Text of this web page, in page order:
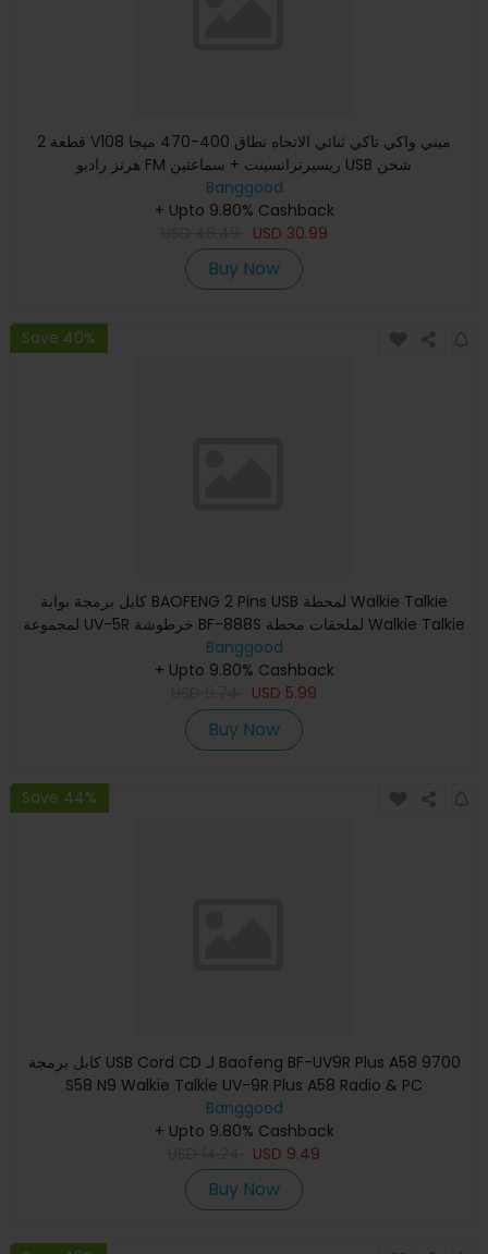
2 قطعة V108 ميني واكي تاكي ثنائي الاتجاه نطاق 400-470 ميجا
هرتز راديو FM ريسيرترانسينت + سماعتين USB شحن
Banggood
+ Upto 9.80% Cashback
USD 30.99
Buy Now
Save 40%
كابل برمجة بوابة BAOFENG 2 Pins USB لمحطة Walkie Talkie
لمجموعة UV-5R خرطوشة BF-888S لملحقات محطة Walkie Talkie
Banggood
+ Upto 9.80% Cashback
USD 5.99
Buy Now
Save 44%
كابل برمجة USB Cord CD لـ Baofeng BF-UV9R Plus A58 9700
S58 N9 Walkie Talkie UV-9R Plus A58 Radio & PC
Banggood
+ Upto 9.80% Cashback
USD 9.49
Buy Now